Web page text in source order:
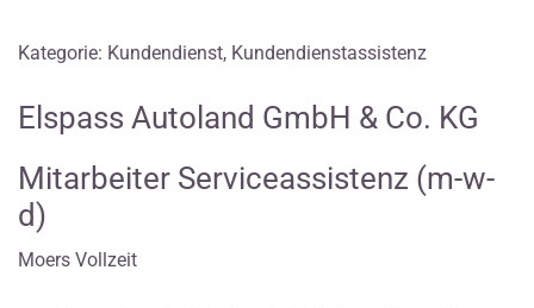
Kategorie: Kundendienst, Kundendienstassistenz
Elspass Autoland GmbH & Co. KG
Mitarbeiter Serviceassistenz (m-w-
d)
Moers Vollzeit